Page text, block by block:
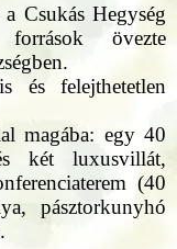
Csukás Hegység
övezte
és felejthetetlen
magába: egy 40
két luxusvillát,
(40
pásztorkunyhó